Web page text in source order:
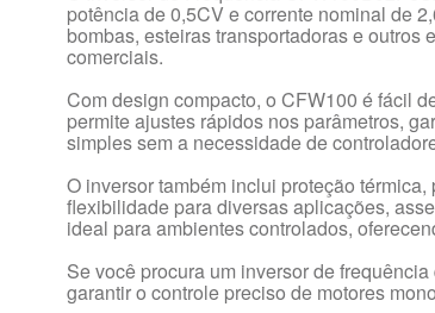
potência de 0,5CV e corrente nominal de
bombas, esteiras transportadoras e
comerciais.
Com design compacto, o CFW100 é fácil
permite ajustes rápidos nos parâmetros,
simples sem a necessidade de
O inversor também inclui proteção
flexibilidade para diversas aplicações,
ideal para ambientes controlados,
Se você procura um inversor de
garantir o controle preciso de motores